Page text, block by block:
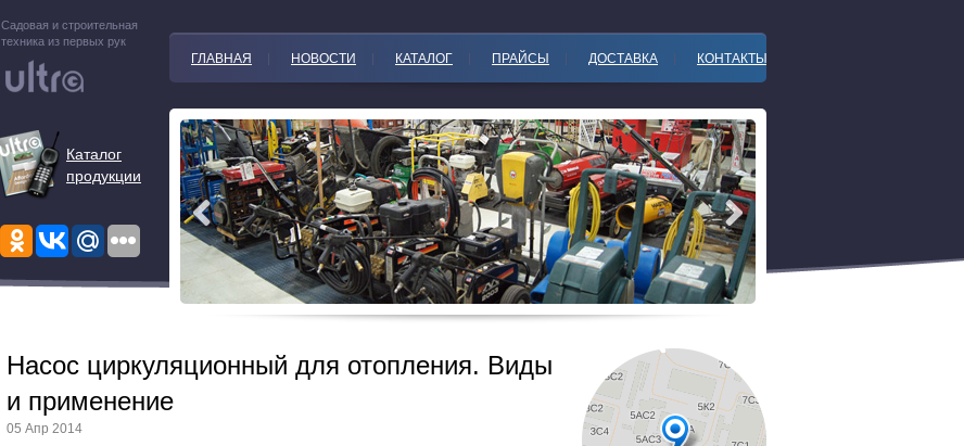
Садовая и строительная
техника из первых рук
Каталог
продукции
ГЛАВНАЯ НОВОСТИ КАТАЛОГ ПРАЙСЫ ДОСТАВКА КОНТАКТЫ
Насос циркуляционный для отопления. Виды
и применение
05 Апр 2014